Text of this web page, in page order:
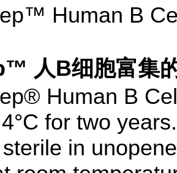
Human B
人B细胞富集
Human B
for two
in